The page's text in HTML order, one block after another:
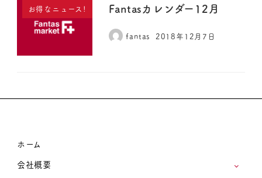
お得なニュース! Fantasカレンダー12月
fantas 2018年12月7日
ホーム
会社概要